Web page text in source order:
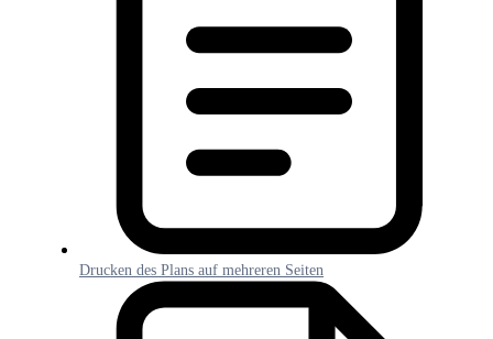
Drucken des Plans auf mehreren Seiten